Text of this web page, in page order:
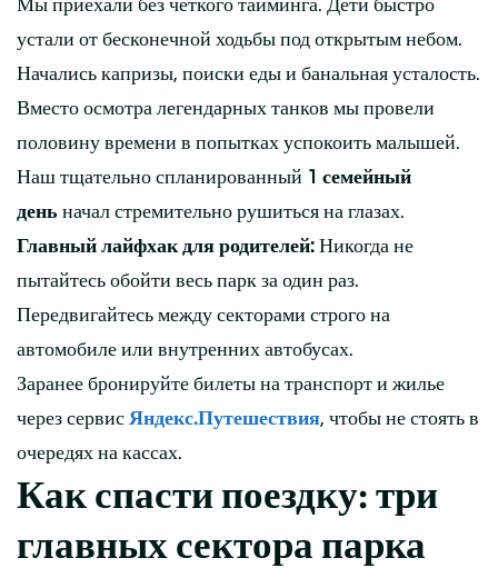
Мы приехали без четкого тайминга. Дети быстро
устали от бесконечной ходьбы под открытым небом.
Начались капризы, поиски еды и банальная усталость.
Вместо осмотра легендарных танков мы провели
половину времени в попытках успокоить малышей.
Наш тщательно спланированный 1 семейный
день начал стремительно рушиться на глазах.
Главный лайфхак для родителей: Никогда не
пытайтесь обойти весь парк за один раз.
Передвигайтесь между секторами строго на
автомобиле или внутренних автобусах.
Заранее бронируйте билеты на транспорт и жилье
через сервис Яндекс.Путешествия, чтобы не стоять в
очередях на кассах.
Как спасти поездку: три
главных сектора парка